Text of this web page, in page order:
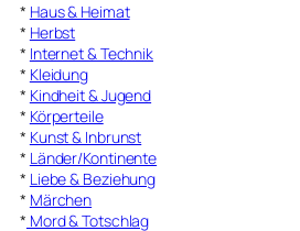
* Haus & Heimat
* Herbst
* Internet & Technik
* Kleidung
* Kindheit & Jugend
* Körperteile
* Kunst & Inbrunst
* Länder/Kontinente
* Liebe & Beziehung
* Märchen
* Mord & Totschlag